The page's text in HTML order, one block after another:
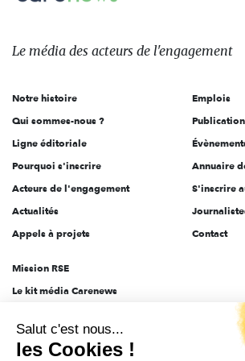
Le
des
l'engagement
Le média des acteurs de l'engagement
Notre histoire
Qui sommes-nous ?
Ligne éditoriale
Pourquoi s'inscrire
Acteurs de l'engagement
Actualités
Appels à projets
Emplois
Annuaire
S'inscrire
Contact
Mission RSE
Le kit média Carenews
AEF info
Novethic
Salut c'est nous...
les Cookies !